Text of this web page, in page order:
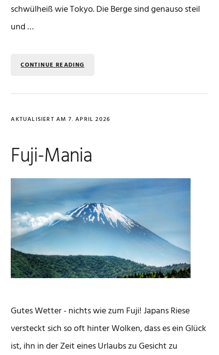
schwülheiß wie Tokyo. Die Berge sind genauso steil
und …
CONTINUE READING
AKTUALISIERT AM 7. APRIL 2026
Fuji-Mania
Gutes Wetter - nichts wie zum Fuji! Japans Riese
versteckt sich so oft hinter Wolken, dass es ein Glück
ist, ihn in der Zeit eines Urlaubs zu Gesicht zu